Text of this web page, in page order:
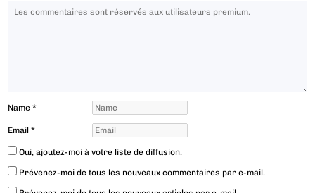
Name*
Email*
Oui, ajoutez-moi à votre liste de diffusion.
Prévenez-moi de tous les nouveaux commentaires par e-mail.